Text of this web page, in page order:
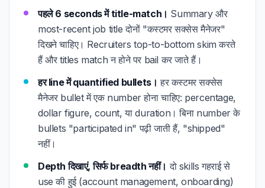
पहले 6 seconds में title-match। Summary और
most-recent job title दोनों "कस्टमर सक्सेस मैनेजर"
दिखने चाहिए। Recruiters top-to-bottom skim करते
हैं और titles match न होने पर bail कर जाते हैं।
हर line में quantified bullets। हर कस्टमर सक्सेस
मैनेजर bullet में एक number होना चाहिए: percentage,
dollar figure, count, या duration। बिना number के
bullets "participated in" पढ़ी जाती हैं, "shipped"
नहीं।
Depth दिखाएं, सिर्फ breadth नहीं। दो skills गहराई से
use की हुई (account management, onboarding)